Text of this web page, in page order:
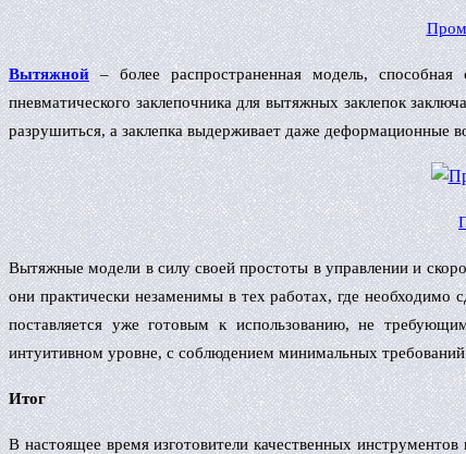
Вытяжной– более распространенная модель, способная
пневматического заклепочника для вытяжных заклепок
разрушиться, а заклепка выдерживает даже деформационные
Вытяжные модели в силу своей простоты в управлении и
они практически незаменимы в тех работах, где необходимо
поставляется уже готовым к использованию, не
интуитивном уровне, с соблюдением минимальных требований
Итог
В настоящее время изготовители качественных